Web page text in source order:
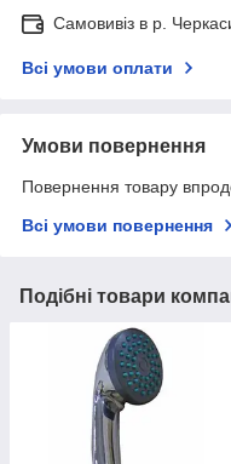
Самовивіз в р.
Всі умови оплати
Умови повернення
Повернення товару
Всі умови повернення
Подібні товари